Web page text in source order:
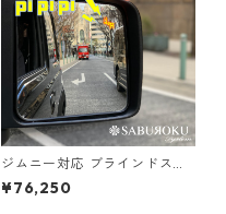
ジムニー対応 ブラインドスポ
ット モーション BSM-300
【ミラー/ブルーミラーLEDセ
¥76,250